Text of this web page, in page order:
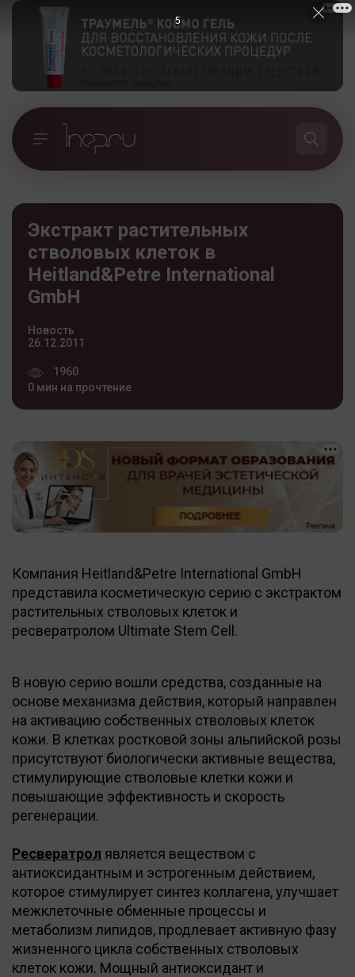
Экстракт растительных
стволовых клеток в
Heitland&Petre International
GmbH
Новость
26.12.2011
1960
0 мин на прочтение
Компания Heitland&Petre International GmbH
представила косметическую серию с экстрактом
растительных стволовых клеток и
ресвератролом Ultimate Stem Cell.
В новую серию вошли средства, созданные на
основе механизма действия, который направлен
на активацию собственных стволовых клеток
кожи. В клетках ростковой зоны альпийской розы
присутствуют биологически активные вещества,
стимулирующие стволовые клетки кожи и
повышающие эффективность и скорость
регенерации.
Ресвератрол является веществом с
антиоксидантным и эстрогенным действием,
которое стимулирует синтез коллагена, улучшает
межклеточные обменные процессы и
метаболизм липидов, продлевает активную фазу
жизненного цикла собственных стволовых
клеток кожи. Мощный антиоксидант и
4